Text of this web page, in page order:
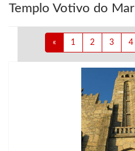
Templo Votivo do Mar
« 1 2 3 4